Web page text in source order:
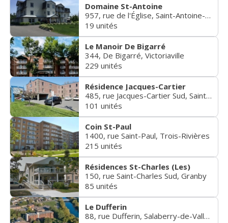
Domaine St-Antoine
957, rue de l'Église, Saint-Antoine-de-Tilly
19 unités
Le Manoir De Bigarré
344, De Bigarré, Victoriaville
229 unités
Résidence Jacques-Cartier
485, rue Jacques-Cartier Sud, Saint-Jean-sur-Richelieu
101 unités
Coin St-Paul
1400, rue Saint-Paul, Trois-Rivières
215 unités
Résidences St-Charles (Les)
150, rue Saint-Charles Sud, Granby
85 unités
Le Dufferin
88, rue Dufferin, Salaberry-de-Valleyfield